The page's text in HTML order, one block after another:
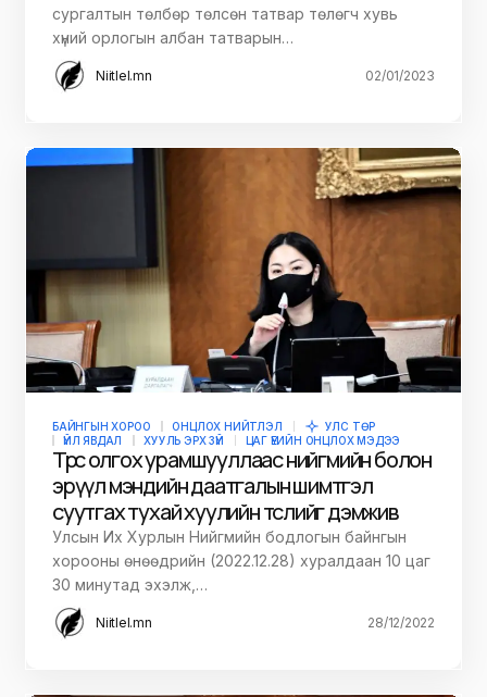
сургалтын төлбөр төлсөн татвар төлөгч хувь
хүний орлогын албан татварын…
Niitlel.mn 02/01/2023
БАЙНГЫН ХОРОО ОНЦЛОХ НИЙТЛЭЛ
УЛС ТӨР
ҮЙЛ ЯВДАЛ
ХУУЛЬ ЭРХ ЗҮЙ ЦАГ ҮЕИЙН ОНЦЛОХ МЭДЭЭ
Төрөөс олгох урамшууллаас нийгмийн болон
эрүүл мэндийн даатгалын шимтгэл
суутгах тухай хуулийн төслийг дэмжив
Улсын Их Хурлын Нийгмийн бодлогын байнгын
хорооны өнөөдрийн (2022.12.28) хуралдаан 10 цаг
30 минутад эхэлж,…
Niitlel.mn 28/12/2022